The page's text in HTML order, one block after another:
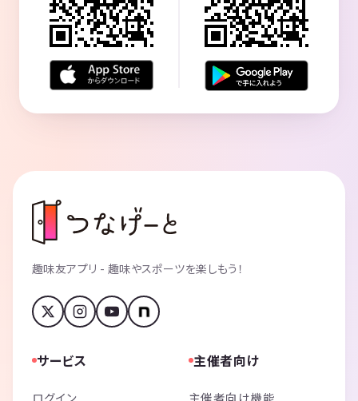
趣味友アプリ - 趣味やスポーツを楽しもう！
サービス
ログイン
主催者向け
主催者向け機能